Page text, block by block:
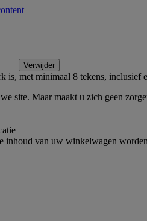
Verwijder
met minimaal 8 tekens, inclusief
site. Maar maakt u zich geen
inhoud van uw winkelwagen